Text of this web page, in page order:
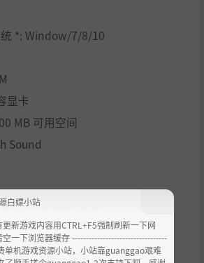
署！
少了棋子？在任意领地放置双生法阵
或者在敌人腹地安放自爆爆破法阵。
视不管，进攻的同时别忘了保护您的
*: Window/7/8/10
显卡
MB 可用空间
Sound
*: Window/7/8/10
白嫖小站
新游戏内容用CTRL+F5强制刷新一下网
一下浏览器缓存 ----------------------------------
单机游戏资源小站，小站靠guanggao艰难